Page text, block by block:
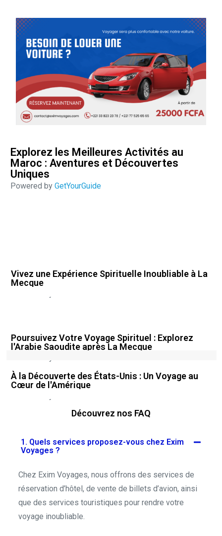
Explorez les Meilleures Activités au
Maroc : Aventures et Découvertes
Uniques
Powered by GetYourGuide
Vivez une Expérience Spirituelle Inoubliable à La
Mecque
Poursuivez Votre Voyage Spirituel : Explorez
l'Arabie Saoudite après La Mecque
À la Découverte des États-Unis : Un Voyage au
Cœur de l'Amérique
Découvrez nos FAQ
1. Quels services proposez-vous chez Exim
Voyages ?
Chez Exim Voyages, nous offrons des services de
réservation d’hôtel, de vente de billets d’avion, ainsi
que des services touristiques pour rendre votre
voyage inoubliable.